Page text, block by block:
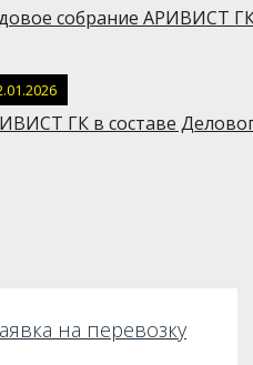
собрание АРИВИСТ
ГК в составе
на перевозку